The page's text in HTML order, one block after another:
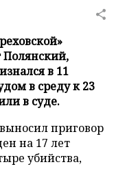
Полянский,
в 11
в среду к 23
в суде.
приговор
на 17 лет
убийства,